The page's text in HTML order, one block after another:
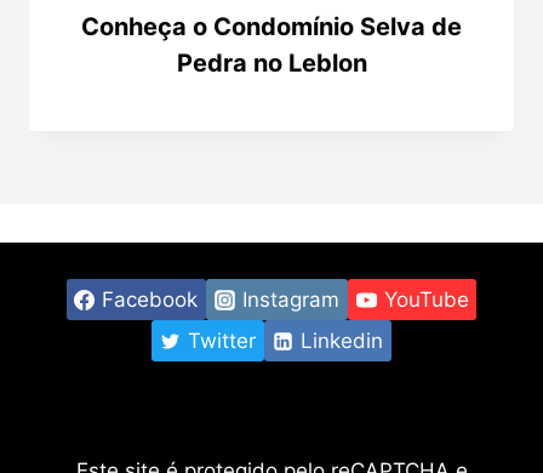
Conheça o Condomínio Selva de
Pedra no Leblon
Facebook Instagram
YouTube
Twitter
Linkedin